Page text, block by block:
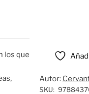
los que
Autor:
SKU: